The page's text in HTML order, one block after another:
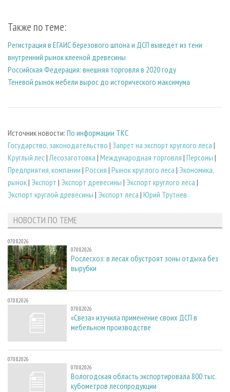
Также по теме:
Регистрация в ЕГАИС березового шпона и ДСП выведет из тени
внутренний рынок клееной древесины
Российская Федерация: внешняя торговля в 2020 году
Теневой рынок мебели вырос до исторического максимума
Источник новости: По информации ТКС
Государство, законодательство | Запрет на экспорт круглого леса |
Круглый лес| Лесозаготовка | Международная торговля | Персоны |
Предприятия, компании | Россия | Рынок круглого леса | Экономика,
рынок| Экспорт | Экспорт древесины | Экспорт круглого леса |
Экспорт круглой древесины | Экспорт леса | Юрий Трутнев
НОВОСТИ ПО ТЕМЕ
07.08.2026
07.08.2026
Рослесхоз: в лесах обустроят зоны отдыха без
вырубки
07.08.2026
07.08.2026
«Свеза» изучила применение своих ДСП в
мебельном производстве
07.08.2026
07.08.2026
Вологодская область экспортировала 800 тыс.
кубометров лесопродукции